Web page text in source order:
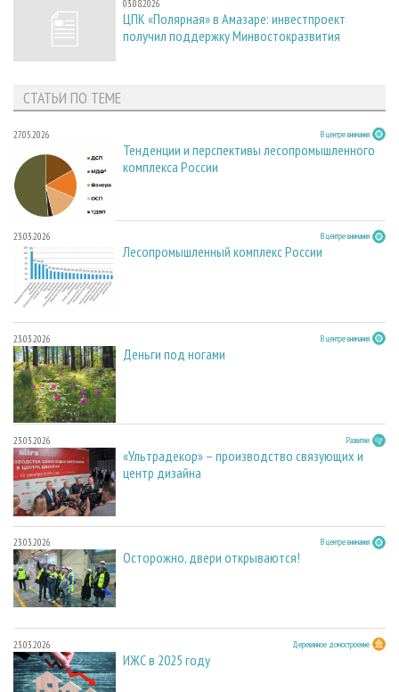
03.08.2026
ЦПК «Полярная» в Амазаре: инвестпроект
получил поддержку Минвостокразвития
СТАТЬИ ПО ТЕМЕ
27.05.2026 В центре внимания
Тенденции и перспективы лесопромышленного
комплекса России
23.03.2026 В центре внимания
Лесопромышленный комплекс России
23.03.2026 В центре внимания
Деньги под ногами
23.03.2026 Развитие
«Ультрадекор» – производство связующих и
центр дизайна
23.03.2026 В центре внимания
Осторожно, двери открываются!
23.03.2026 Деревянное домостроение
ИЖС в 2025 году